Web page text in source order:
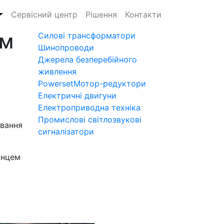
Сервісний центр Рішення Контакти
Силові трансформатори
Шинопроводи
Джерела безперебійного
живлення
PowersetМотор-редуктори
Електричні двигуни
Електроприводна техніка
Промислові світлозвукові
сигналізатори